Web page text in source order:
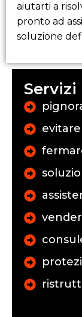
aiutarti a
pronto ad
soluzione
Servizi